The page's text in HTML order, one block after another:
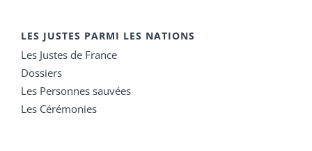
LES JUSTES PARMI LES NATIONS
Les Justes de France
Dossiers
Les Personnes sauvées
Les Cérémonies